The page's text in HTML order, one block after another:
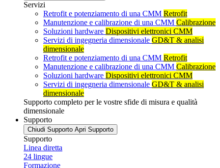
Servizi
Retrofit e potenziamento di una CMM Retrofit
Manutenzione e calibrazione di una CMM Calibrazione
Soluzioni hardware Dispositivi elettronici CMM
Servizi di ingegneria dimensionale GD&T & analisi
dimensionale
Retrofit e potenziamento di una CMM Retrofit
Manutenzione e calibrazione di una CMM Calibrazione
Soluzioni hardware Dispositivi elettronici CMM
Servizi di ingegneria dimensionale GD&T & analisi
dimensionale
Supporto completo per le vostre sfide di misura e qualità
dimensionale
Supporto
Chiudi Supporto Apri Supporto
Supporto
Linea diretta
24 lingue
Formazione